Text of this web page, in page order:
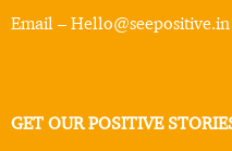
Email – Hello@seepositive.in
GET OUR POSITIVE